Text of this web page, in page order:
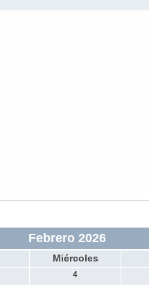
Febrero 2026
Miércoles
4